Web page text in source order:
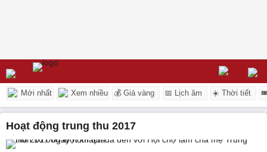
Mới nhất Xem nhiều 💰 Giá vàng 📅 Lịch âm ☀️ Thời tiết
hoạt động trung thu 2017